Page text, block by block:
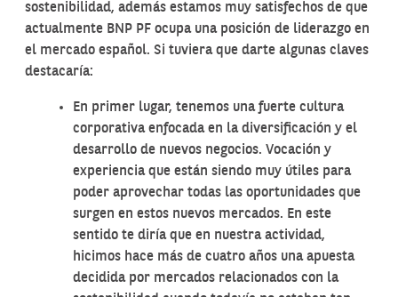
sostenibilidad, además estamos muy satisfechos de que
actualmente BNP PF ocupa una posición de liderazgo en
el mercado español. Si tuviera que darte algunas claves
destacaría:
En primer lugar, tenemos una fuerte cultura
corporativa enfocada en la diversificación y el
desarrollo de nuevos negocios. Vocación y
experiencia que están siendo muy útiles para
poder aprovechar todas las oportunidades que
surgen en estos nuevos mercados. En este
sentido te diría que en nuestra actividad,
hicimos hace más de cuatro años una apuesta
decidida por mercados relacionados con la